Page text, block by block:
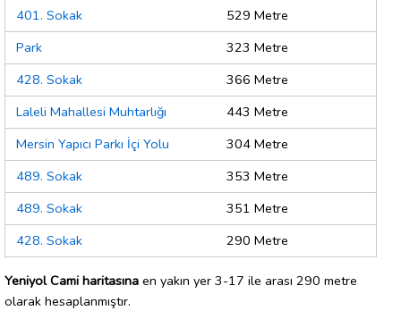
401. Sokak
529 Metre
Park
323 Metre
428. Sokak
366 Metre
Laleli Mahallesi Muhtarlığı
443 Metre
Mersin Yapıcı Parkı İçi Yolu
304 Metre
489. Sokak
353 Metre
489. Sokak
351 Metre
428. Sokak
290 Metre
Yeniyol Cami haritasına en yakın yer 3-17 ile arası 290 metre
olarak hesaplanmıştır.